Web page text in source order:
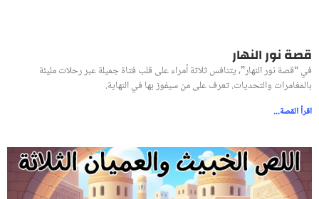
قصة نور النهار
في “قصة نور النهار”، يتنافس ثلاثة أمراء على قلب فتاة جميلة عبر رحلات مليئة
بالمغامرات والتحديات. تعرف على من سيفوز بها في النهاية.
اقرأ القصة...